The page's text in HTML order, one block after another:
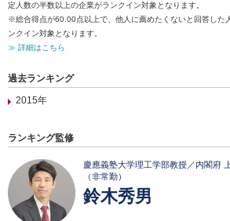
定人数の半数以上の企業がランクイン対象となります。
※総合得点が60.00点以上で、他人に薦めたくないと回答した
ンクイン対象となります。
≫ 詳細はこちら
過去ランキング
2015年
ランキング監修
慶應義塾大学理工学部教授／内閣府
（非常勤）
鈴木秀男